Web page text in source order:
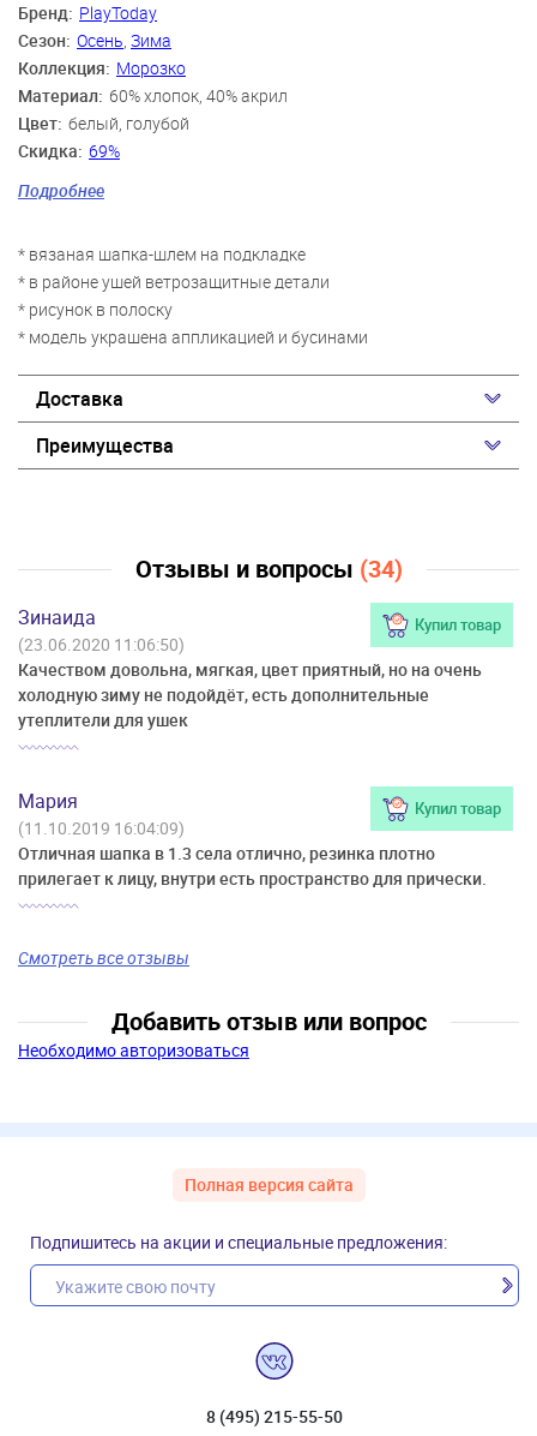
Бренд: PlayToday
Сезон: Осень, Зима
Коллекция: Морозко
Материал: 60% хлопок, 40% акрил
Цвет: белый, голубой
Скидка: 69%
Девочки
Возраст: 3 года-4 года, 5 лет-6 лет, 7 лет-8 лет
Подробнее
* вязаная шапка-шлем на подкладке
* в районе ушей ветрозащитные детали
* рисунок в полоску
* модель украшена аппликацией и бусинами
Доставка
Преимущества
Отзывы и вопросы (34)
Зинаида Купил товар
(23.06.2020 11:06:50)
Качеством довольна, мягкая, цвет приятный, но на очень
холодную зиму не подойдёт, есть дополнительные
утеплители для ушек
Мария Купил товар
(11.10.2019 16:04:09)
Отличная шапка в 1.3 села отлично, резинка плотно
прилегает к лицу, внутри есть пространство для прически.
Смотреть все отзывы
Добавить отзыв или вопрос
Необходимо авторизоваться
Полная версия сайта
Подпишитесь на акции и специальные предложения:
8 (495) 215-55-50